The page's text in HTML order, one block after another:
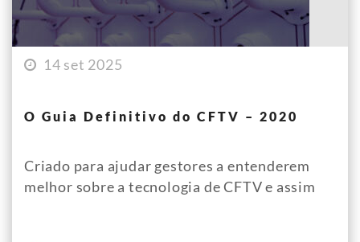
14 set 2025
O Guia Definitivo do CFTV – 2020
Criado para ajudar gestores a entenderem
melhor sobre a tecnologia de CFTV e assim